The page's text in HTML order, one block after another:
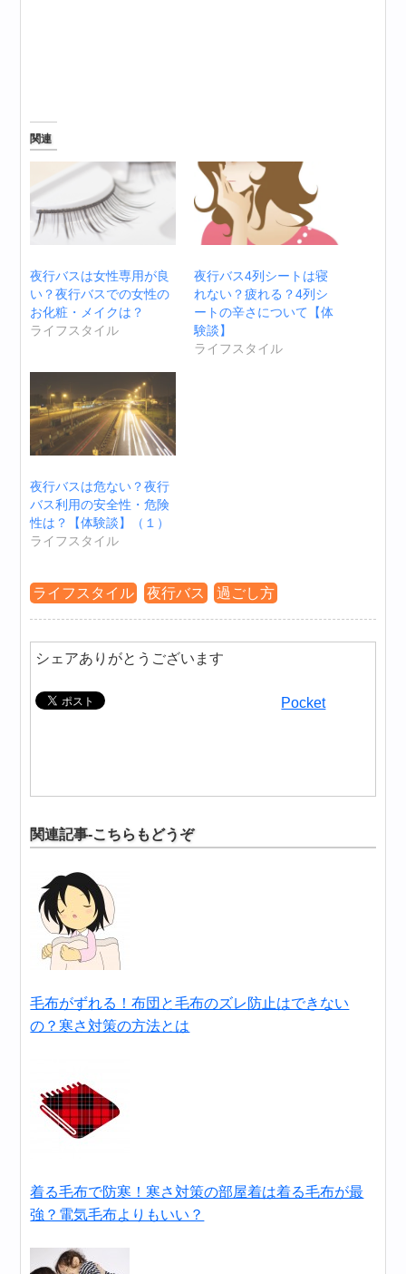
関連
夜行バスは女性専用が良
い？夜行バスでの女性の
お化粧・メイクは？
ライフスタイル
夜行バス4列シートは寝
れない？疲れる？4列シ
ートの辛さについて【体
験談】
ライフスタイル
夜行バスは危ない？夜行
バス利用の安全性・危険
性は？【体験談】（１）
ライフスタイル
ライフスタイル 夜行バス 過ごし方
シェアありがとうございます
Pocket
関連記事-こちらもどうぞ
毛布がずれる！布団と毛布のズレ防止はできない
の？寒さ対策の方法とは
着る毛布で防寒！寒さ対策の部屋着は着る毛布が最
強？電気毛布よりもいい？